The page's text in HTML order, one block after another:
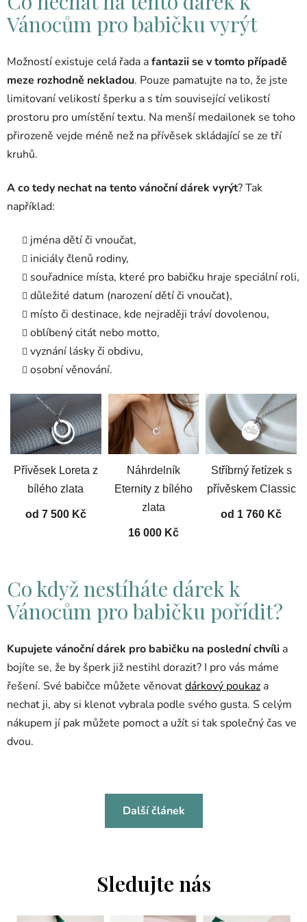
Vánocům pro babičku vyrýt
Možností existuje celá řada afantazii se v tomto případě
meze rozhodně nekladou. Pouze pamatujte na to, že jste
limitovaní velikostí šperku a s tím související velikostí
prostoru pro umístění textu. Na menší medailonek se toho
přirozeně vejde méně než na přívěsek skládající se ze tří
kruhů.
A co tedy nechat na tento vánoční dárek vyrýt? Tak
například:
jména dětí či vnoučat,
iniciály členů rodiny,
souřadnice místa, které pro babičku hraje speciální roli,
důležité datum (narození dětí či vnoučat),
místo či destinace, kde nejraději tráví dovolenou,
oblíbený citát nebo motto,
vyznání lásky či obdivu,
osobní věnování.
Přívěsek Loreta z
bílého zlata
od 7 500 Kč
Náhrdelník
Eternity z bílého
zlata
16 000 Kč
Stříbrný řetízek s
přívěskem Classic
od 1 760 Kč
Co když nestíháte dárek k
Vánocům pro babičku pořídit?
Kupujete vánoční dárek pro babičku na poslední chvíli a
bojíte se, že by šperk již nestihl dorazit? I pro vás máme
řešení. Své babičce můžete věnovatdárkový poukaz a
nechat ji, aby si klenot vybrala podle svého gusta. S celým
nákupem jí pak můžete pomoct a užít si tak společný čas ve
dvou.
Další článek
Sledujte nás